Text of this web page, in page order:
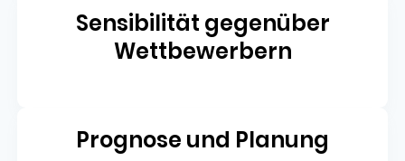
Sensibilität gegenüber
Wettbewerbern
Prognose und Planung